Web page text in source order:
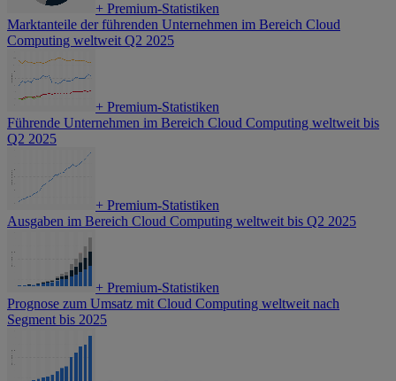
+ Premium-Statistiken
Marktanteile der führenden Unternehmen im Bereich Cloud
Computing weltweit Q2 2025
+ Premium-Statistiken
Führende Unternehmen im Bereich Cloud Computing weltweit bis
Q2 2025
+ Premium-Statistiken
Ausgaben im Bereich Cloud Computing weltweit bis Q2 2025
+ Premium-Statistiken
Prognose zum Umsatz mit Cloud Computing weltweit nach
Segment bis 2025